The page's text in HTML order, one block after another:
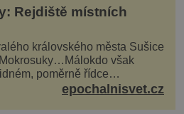
Rejdiště místních
královského města Sušice
však
poměrně řídce
Šumavy se nachází
epochalnisvet.cz